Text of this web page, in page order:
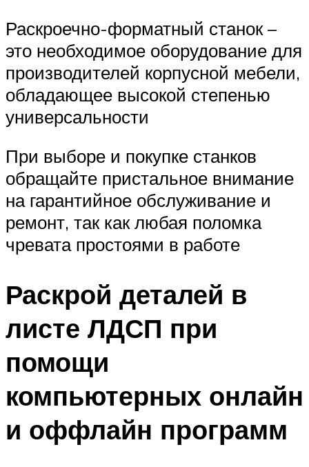
Раскроечно-форматный станок –
это необходимое оборудование для
производителей корпусной мебели,
обладающее высокой степенью
универсальности
При выборе и покупке станков
обращайте пристальное внимание
на гарантийное обслуживание и
ремонт, так как любая поломка
чревата простоями в работе
Раскрой деталей в
листе ЛДСП при
помощи
компьютерных онлайн
и оффлайн программ